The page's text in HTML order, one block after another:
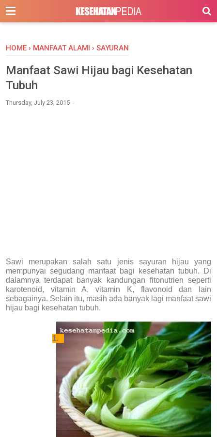
-->
HOME › MANFAAT ALAMI › SAYURAN
Manfaat Sawi Hijau bagi Kesehatan
Tubuh
Thursday, July 23, 2015
Sawi merupakan salah satu jenis sayuran hijau yang
mempunyai segudang manfaat bagi kesehatan tubuh. Di
dalamnya terdapat banyak kandungan fitonutrien seperti
karotenoid, vitamin A, vitamin K, flavonoid dan lain
sebagainya. Selain itu, masih ada banyak lagi manfaat sawi
hijau bagi kesehatan tubuh.
1.